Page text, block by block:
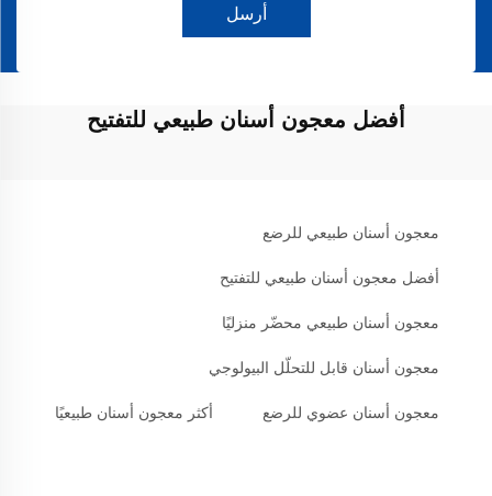
أرسل
أفضل معجون أسنان طبيعي للتفتيح
معجون أسنان طبيعي للرضع
أفضل معجون أسنان طبيعي للتفتيح
معجون أسنان طبيعي محضّر منزليًا
معجون أسنان قابل للتحلّل البيولوجي
معجون أسنان عضوي للرضع أكثر معجون أسنان طبيعيًا